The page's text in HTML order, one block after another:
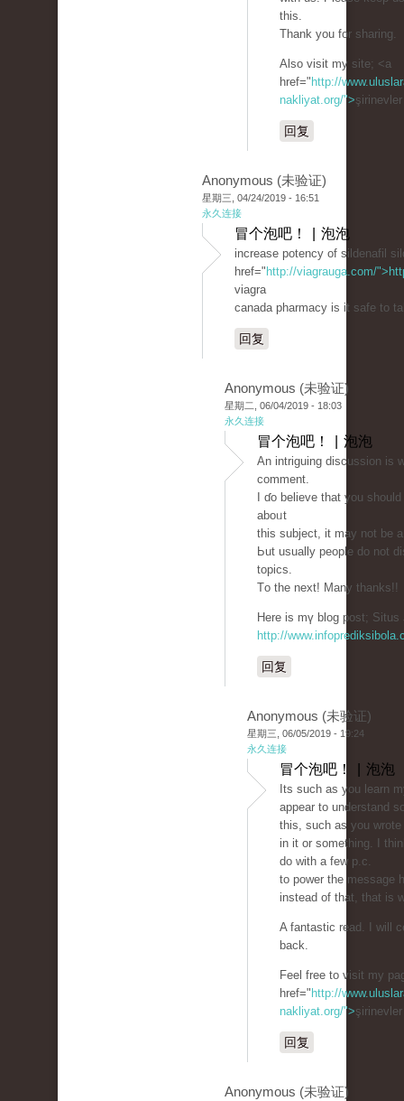
this.
Thank you for sharing.
Also visit my site; <a
href=" http://
nakliyat.org/">
回复
Anonymous (未验证)
星期三, 04/24/2019 - 16:51
永久连接
冒个泡吧！ | 泡泡
increase potency of sildenafil
href=" http://viagrauga.com/
viagra
canada pharmacy is it safe to
回复
Anonymous (未验证)
星期二, 06/04/2019 - 18:03
永久连接
冒个泡吧！ | 泡泡
An intriguing discussion іѕ
сomment.
I ɗo believe that you should
aboᥙt
thiѕ subject, it may not bе
Ьut usually people ԁo not
topics.
Тo the next! Many thankѕ!!
Hеre is mү blog post; Situs
http://
回复
Anonymous (未验证)
星期三, 06/05/2019 - 19:24
永久连接
冒个泡吧！ | 泡泡
Its such as you learn
appear to understand
this, such as you wrote
in it or something. I
do with a few p.c.
to power the message
instead of that, that is
A fantastic read. I will
back.
Feel free to visit my
href=" http://
nakliyat.org/">
回复
Anonymous (未验证)